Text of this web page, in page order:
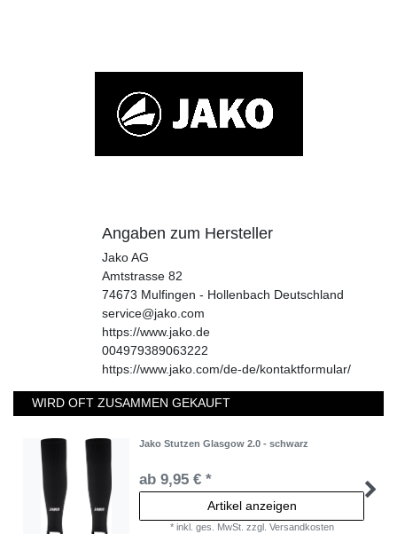
Angaben zum Hersteller
Jako AG
Amtstrasse 82
74673 Mulfingen - Hollenbach Deutschland
service@jako.com
https://www.jako.de
004979389063222
https://www.jako.com/de-de/kontaktformular/
WIRD OFT ZUSAMMEN GEKAUFT
Jako Stutzen Glasgow 2.0 - schwarz
ab 9,95 € *
Artikel anzeigen
* inkl. ges. MwSt. zzgl. Versandkosten